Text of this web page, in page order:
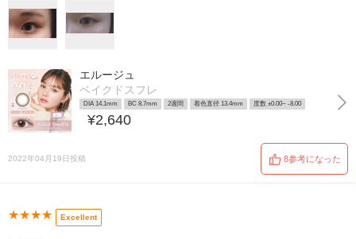
エルージュ
ベイクドスフレ
DIA 14.1mm BC 8.7mm 2週間 着色直径 13.4mm 度数 ±0.00~ -8.00
¥2,640
2022年04月19日投稿 8参考になった
★★★★ Excellent